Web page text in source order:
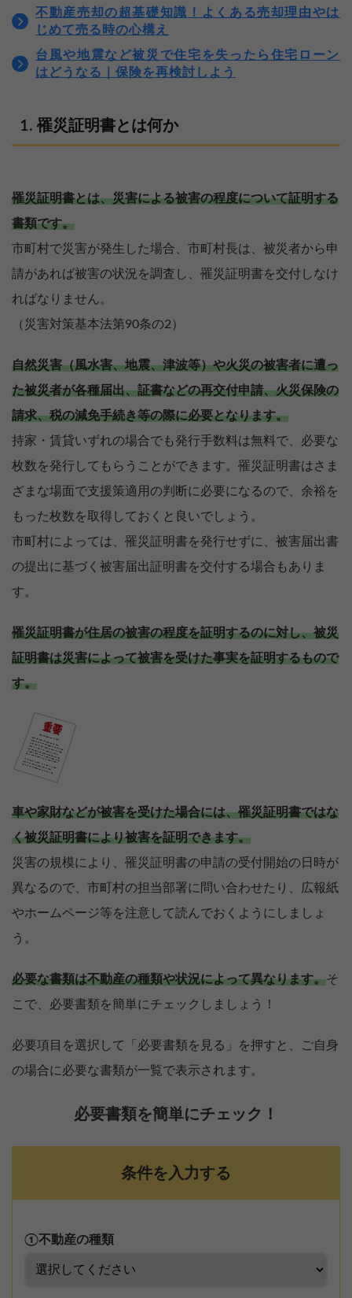
不動産売却の超基礎知識！よくある売却理由やは
じめて売る時の心構え
台風や地震など被災で住宅を失ったら住宅ローン
はどうなる｜保険を再検討しよう
罹災証明書とは何か
罹災証明書とは、災害による被害の程度について証明する
書類です。
市町村で災害が発生した場合、市町村長は、被災者から申
請があれば被害の状況を調査し、罹災証明書を交付しなけ
ればなりません。
（災害対策基本法第90条の2）
自然災害（風水害、地震、津波等）や火災の被害者に遭っ
た被災者が各種届出、証書などの再交付申請、火災保険の
請求、税の減免手続き等の際に必要となります。
持家・賃貸いずれの場合でも発行手数料は無料で、必要な
枚数を発行してもらうことができます。罹災証明書はさま
ざまな場面で支援策適用の判断に必要になるので、余裕を
もった枚数を取得しておくと良いでしょう。
市町村によっては、罹災証明書を発行せずに、被害届出書
の提出に基づく被害届出証明書を交付する場合もありま
す。
罹災証明書が住居の被害の程度を証明するのに対し、被災
証明書は災害によって被害を受けた事実を証明するもので
す。
車や家財などが被害を受けた場合には、罹災証明書ではな
く被災証明書により被害を証明できます。
災害の規模により、罹災証明書の申請の受付開始の日時が
異なるので、市町村の担当部署に問い合わせたり、広報紙
やホームページ等を注意して読んでおくようにしましょ
う。
必要な書類は不動産の種類や状況によって異なります。そ
こで、必要書類を簡単にチェックしましょう！
必要項目を選択して「必要書類を見る」を押すと、ご自身
の場合に必要な書類が一覧で表示されます。
必要書類を簡単にチェック！
条件を入力する
①不動産の種類